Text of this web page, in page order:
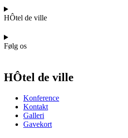
HÔtel de ville
Følg os
HÔtel de ville
Konference
Kontakt
Galleri
Gavekort